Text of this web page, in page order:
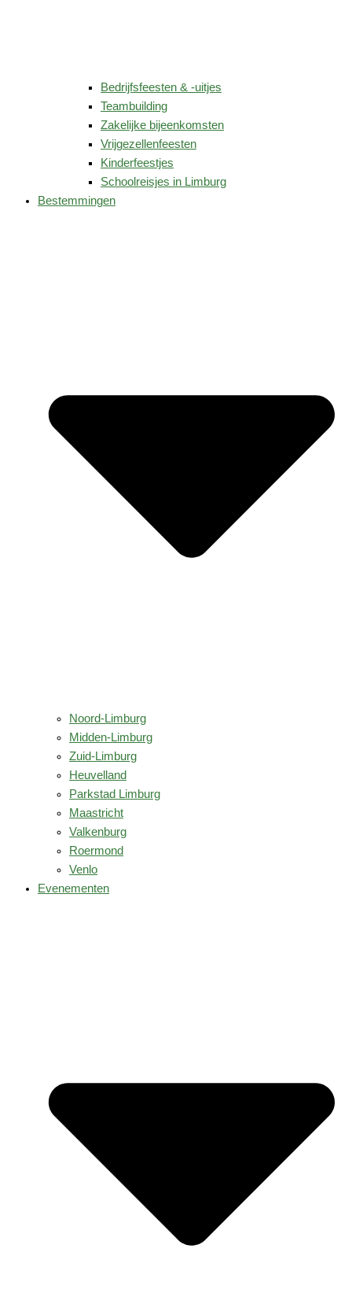
Bedrijfsfeesten & -uitjes
Teambuilding
Zakelijke bijeenkomsten
Vrijgezellenfeesten
Kinderfeestjes
Schoolreisjes in Limburg
Bestemmingen
Noord-Limburg
Midden-Limburg
Zuid-Limburg
Heuvelland
Parkstad Limburg
Maastricht
Valkenburg
Roermond
Venlo
Evenementen